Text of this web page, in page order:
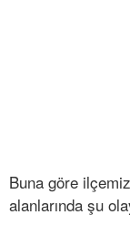
Buna göre
alanlarında şu